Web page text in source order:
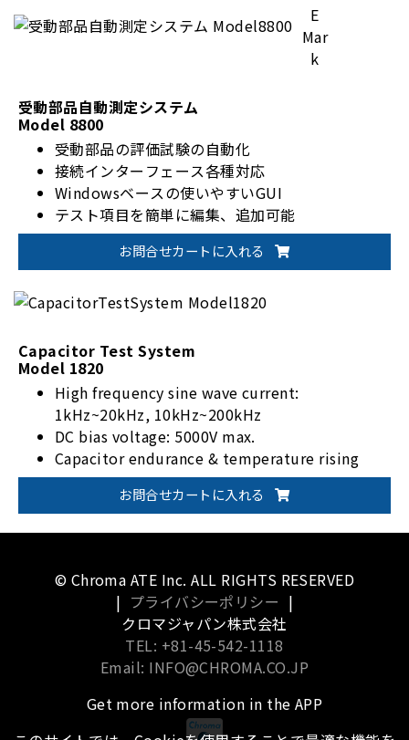
受動部品自動測定システム
Model 8800
受動部品の評価試験の自動化
接続インターフェース各種対応
Windowsベースの使いやすいGUI
テスト項目を簡単に編集、追加可能
お問合せカートに入れる
Capacitor Test System
Model 1820
High frequency sine wave current:
1kHz~20kHz, 10kHz~200kHz
DC bias voltage: 5000V max.
Capacitor endurance & temperature rising
test
Capacitor withstanding current test
お問合せカートに入れる
© Chroma ATE Inc. ALL RIGHTS RESERVED
| プライバシーポリシー |
クロマジャパン株式会社
TEL: +81-45-542-1118
Email: INFO@CHROMA.CO.JP
Get more information in the APP